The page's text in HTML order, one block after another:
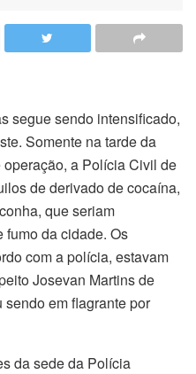
segue sendo intensificado,
Somente na tarde da
a Polícia Civil de
de derivado de cocaína,
que seriam
da cidade. Os
com a polícia, estavam
Josevan Martins de
em flagrante por
da sede da Polícia